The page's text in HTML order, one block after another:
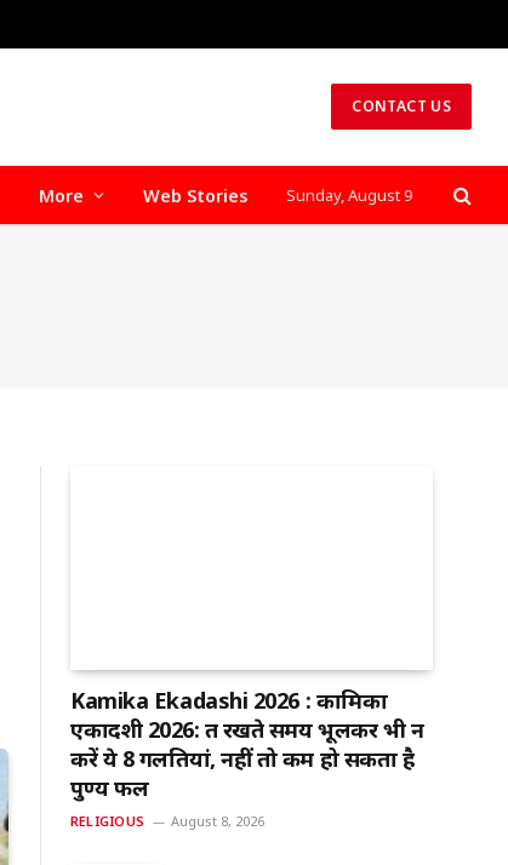
CONTACT US
More Web Stories Sunday, August 9
Kamika Ekadashi 2026 : कामिका
एकादशी 2026: व्रत रखते समय भूलकर भी न
करें ये 8 गलतियां, नहीं तो कम हो सकता है
पुण्य फल
RELIGIOUS August 8, 2026